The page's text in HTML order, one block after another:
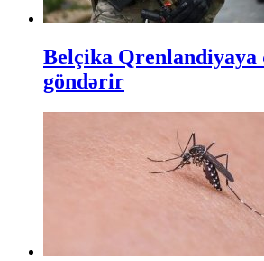
Belçika Qrenlandiyaya
göndərir